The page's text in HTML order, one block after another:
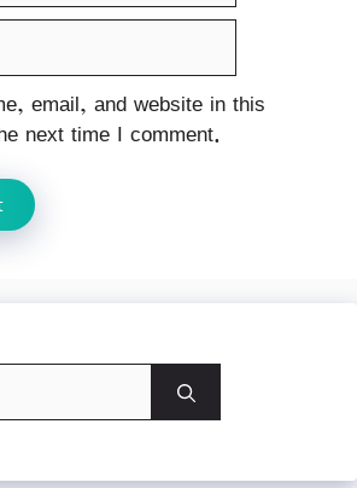
email, and website in this
next time I comment.